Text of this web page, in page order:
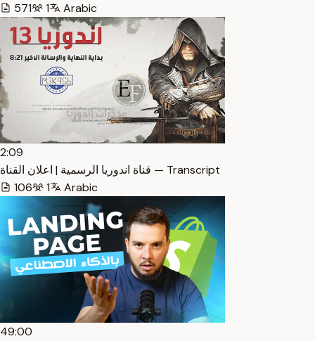
571
1 Arabic
2:09
قناة اندوريا الرسمية | اعلان القناة — Transcript
106
1 Arabic
49:00